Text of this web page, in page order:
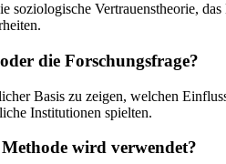
soziologische Vertrauenstheorie,
die Forschungsfrage?
Basis zu zeigen, welchen
Institutionen spielten.
wird verwendet?